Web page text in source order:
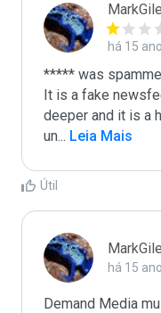
há 15
***** was
It is a fake
deeper and it is a
un... Leia Mais
Útil
há 15
Demand Media